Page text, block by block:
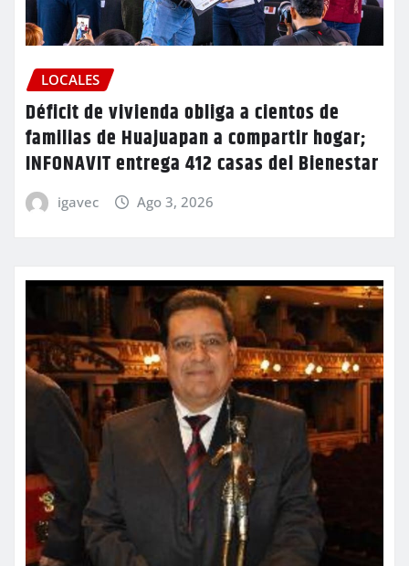
LOCALES
Déficit de vivienda obliga a cientos de
familias de Huajuapan a compartir hogar;
INFONAVIT entrega 412 casas del Bienestar
igavec Ago 3, 2026